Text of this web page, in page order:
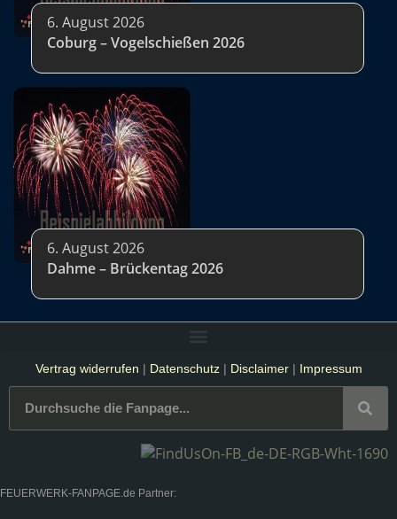
6. August 2026
Coburg – Vogelschießen 2026
6. August 2026
Dahme – Brückentag 2026
Vertrag widerrufen | Datenschutz| Disclaimer| Impressum
FEUERWERK-FANPAGE.de Partner: